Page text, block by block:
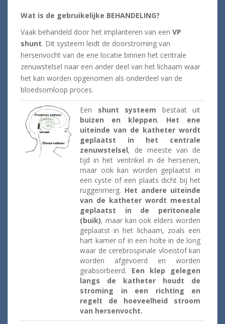
Wat is de gebruikelijke BEHANDELING?
Vaak behandeld door het implanteren van een VP
shunt. Dit systeem leidt de doorstroming van
hersenvocht van de ene locatie binnen het centrale
zenuwstelsel naar een ander deel van het lichaam waar
het kan worden opgenomen als onderdeel van de
bloedsomloop proces.
Een shunt systeem bestaat uit
buizen en kleppen. Het ene
uiteinde van de katheter wordt
geplaatst in het centrale
zenuwstelsel, de meeste van de
tijd in het ventrikel in de hersenen,
maar ook kan worden geplaatst in
een cyste of een plaats dicht bij het
ruggenmerg. Het andere uiteinde
van de katheter wordt meestal
geplaatst in de peritoneale
(buik), maar kan ook elders worden
geplaatst in het lichaam, zoals een
hart kamer of in een holte in de long
waar de cerebrospinale vloeistof kan
worden afgevoerd en worden
geabsorbeerd. Een klep gelegen
langs de katheter houdt de
stroming in een richting en
regelt de hoeveelheid stroom
van hersenvocht.